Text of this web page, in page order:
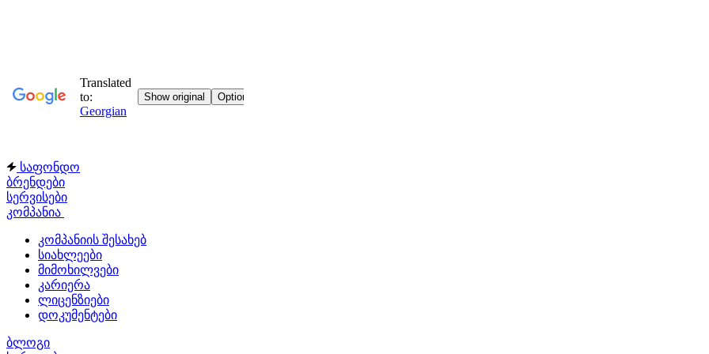
საფონდო
ბრენდები
სერვისები
კომპანია
კომპანიის შესახებ
სიახლეები
მიმოხილვები
კარიერა
ლიცენზიები
დოკუმენტები
ბლოგი